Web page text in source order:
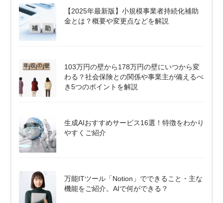
【2025年最新版】小規模事業者持続化補助
金とは？概要や変更点などを解説
103万円の壁から178万円の壁にいつから変
わる？社会保険との関係や事業主が備えるべ
き5つのポイントを解説
生成AIおすすめサービス16選！特徴をわかり
やすくご紹介
万能ITツール「Notion」でできること・主な
機能をご紹介。AIで何ができる？